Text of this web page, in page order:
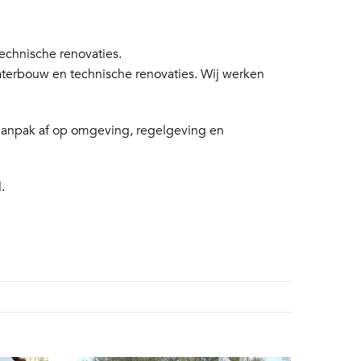
renovaties.
en technische renovaties. Wij werken
af op omgeving, regelgeving en